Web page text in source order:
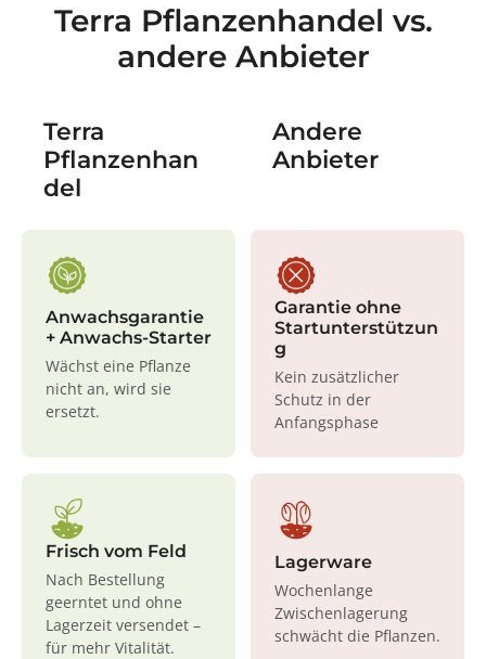
Terra Pflanzenhandel vs.
andere Anbieter
Terra
Pflanzenhan
del
Andere
Anbieter
Anwachsgarantie
+ Anwachs-Starter
Wächst eine Pflanze
nicht an, wird sie
ersetzt.
Garantie ohne
Startunterstützun
g
Kein zusätzlicher
Schutz in der
Anfangsphase
Frisch vom Feld
Nach Bestellung
geerntet und ohne
Lagerzeit versendet –
für mehr Vitalität.
Lagerware
Wochenlange
Zwischenlagerung
schwächt die Pflanzen.